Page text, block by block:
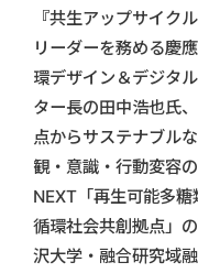
『共生アップサイク
リーダーを務める慶
環デザイン＆デジタ
ター長の田中浩也氏
点からサステナブル
観・意識・行動変容
NEXT「再生可能多
循環社会共創拠点」
沢大学・融合研究域